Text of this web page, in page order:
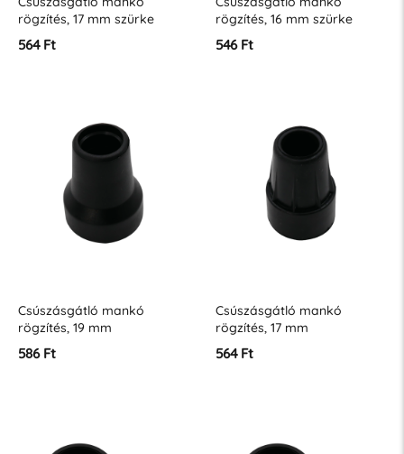
rögzítés, 17 mm szürke
564 Ft
rögzítés, 16 mm szürke
546 Ft
Csúszásgátló mankó
rögzítés, 19 mm
586 Ft
Csúszásgátló mankó
rögzítés, 17 mm
564 Ft